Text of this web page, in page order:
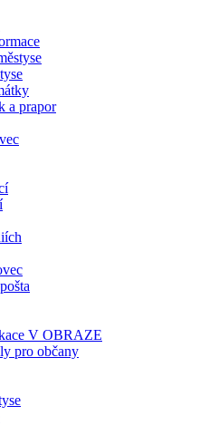
a prapor
V OBRAZE
pro občany